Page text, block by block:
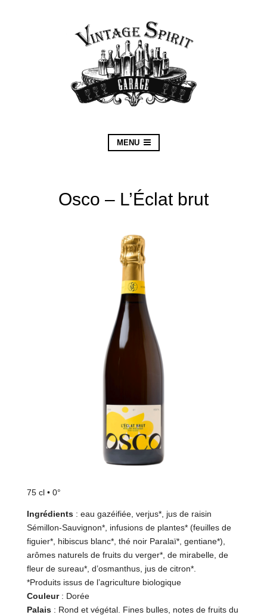
MENU
Osco – L’Éclat brut
75 cl • 0°
Ingrédients : eau gazéifiée, verjus*, jus de raisin
Sémillon-Sauvignon*, infusions de plantes* (feuilles de
figuier*, hibiscus blanc*, thé noir Paralaï*, gentiane*),
arômes naturels de fruits du verger*, de mirabelle, de
fleur de sureau*, d’osmanthus, jus de citron*.
*Produits issus de l’agriculture biologique
Couleur: Dorée
Palais : Rond et végétal. Fines bulles, notes de fruits du